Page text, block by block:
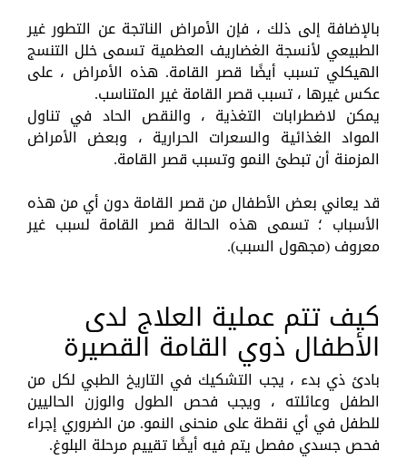
بالإضافة إلى ذلك ، فإن الأمراض الناتجة عن التطور غير
الطبيعي لأنسجة الغضاريف العظمية تسمى خلل التنسج
الهيكلي تسبب أيضًا قصر القامة. هذه الأمراض ، على
عكس غيرها ، تسبب قصر القامة غير المتناسب.
يمكن لاضطرابات التغذية ، والنقص الحاد في تناول
المواد الغذائية والسعرات الحرارية ، وبعض الأمراض
المزمنة أن تبطئ النمو وتسبب قصر القامة.
قد يعاني بعض الأطفال من قصر القامة دون أي من هذه
الأسباب ؛ تسمى هذه الحالة قصر القامة لسبب غير
معروف (مجهول السبب).
كيف تتم عملية العلاج لدى
الأطفال ذوي القامة القصيرة
بادئ ذي بدء ، يجب التشكيك في التاريخ الطبي لكل من
الطفل وعائلته ، ويجب فحص الطول والوزن الحاليين
للطفل في أي نقطة على منحنى النمو. من الضروري إجراء
فحص جسدي مفصل يتم فيه أيضًا تقييم مرحلة البلوغ.